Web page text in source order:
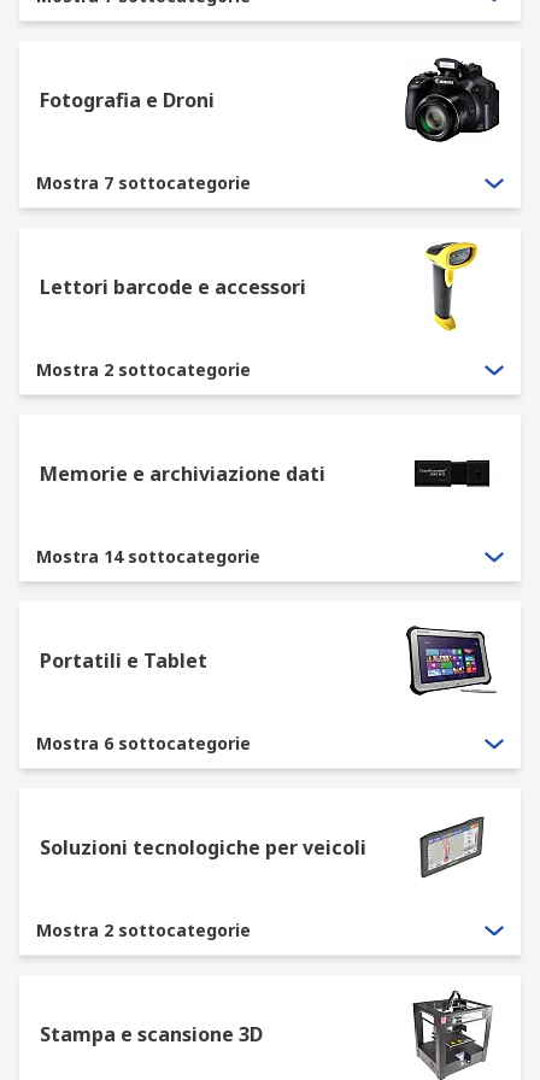
mouse e tastiere, sono dispositivi essenziali
per l'utilizzo del computer. RS ne offre vari
tipi, tra cui mouse e tastiere dal design
delle soluzioni adatte per tutti gli utenti.
Altri dispositivi includono sfere di
puntamento, webcam, microfoni, lettori di
I dispositivi di output, come i monitor dei
essenziale per la visualizzazione delle
informazioni. RS offre una vasta gamma di
assicura la soluzione giusta per ogni
e cuffie. Questi sono tutti adatti per diverse
I dispositivi di archiviazione, come i dischi
rigidi esterni, le chiavette USB o i CD/DVD.
switch di rete.
periferiche?
servizio, garantiamo che la nostra gamma includa
i prodotti più aggiornati, competitivi e meglio
servizio in ogni visita. Ogni articolo venduto da RS
è realizzato da uno dei nostri produttori di fiducia
Fotografia e Droni
Mostra 7 sottocategorie
Lettori barcode e accessori
Mostra 2 sottocategorie
Memorie e archiviazione dati
Mostra 14 sottocategorie
Portatili e Tablet
Mostra 6 sottocategorie
Soluzioni tecnologiche per veicoli
Mostra 2 sottocategorie
Stampa e scansione 3D